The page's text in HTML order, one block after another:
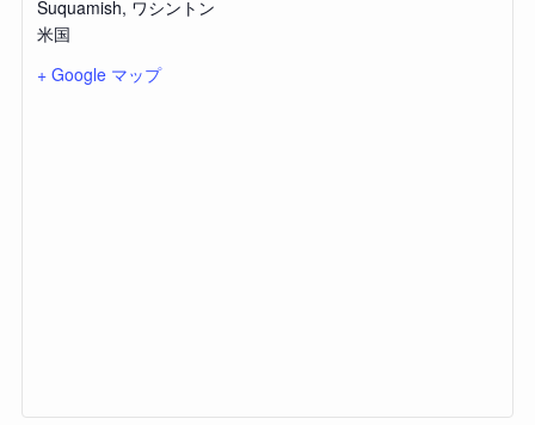
Suquamish, ワシントン
米国
+ Google マップ